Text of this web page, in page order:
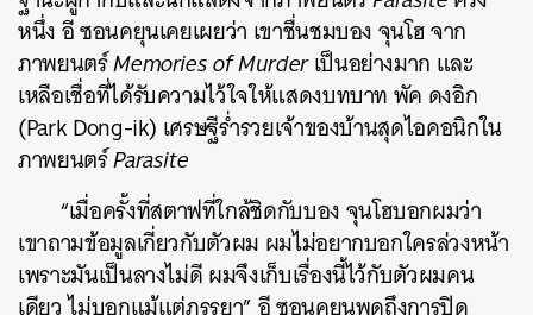
หนึ่ง อี ซอนคยุนเคยเผยว่า เขาชื่นชมบอง จุนโฮ จาก
ภาพยนตร์Memories of Murderเป็นอย่างมาก และ
เหลือเชื่อที่ได้รับความไว้ใจให้แสดงบทบาท พัค ดงอิก
(Park Dong-ik) เศรษฐีร่ำรวยเจ้าของบ้านสุดไอคอนิกใน
ภาพยนตร์Parasite
“เมื่อครั้งที่สตาฟที่ใกล้ชิดกับบอง จุนโฮบอกผมว่า
เขาถามข้อมูลเกี่ยวกับตัวผม ผมไม่อยากบอกใครล่วงหน้า
เพราะมันเป็นลางไม่ดี ผมจึงเก็บเรื่องนี้ไว้กับตัวผมคน